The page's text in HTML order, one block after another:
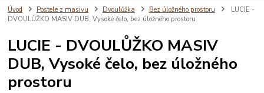
Úvod Postele z masivu Dvoulůžka Bez úložného prostoru
LUCIE -
DVOULŮŽKO MASIV DUB, Vysoké čelo, bez úložného prostoru
LUCIE - DVOULŮŽKO MASIV
DUB, Vysoké čelo, bez úložného
prostoru